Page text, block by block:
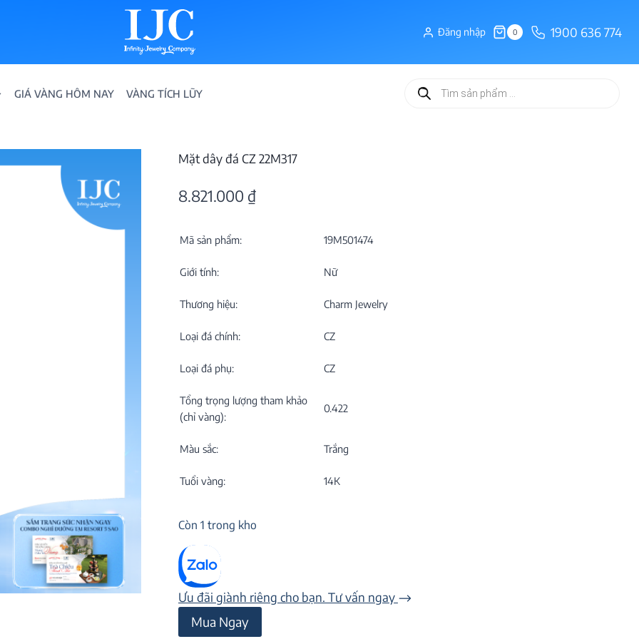
Đăng nhập 0 1900 636 774
GIÁ VÀNG HÔM NAY VÀNG TÍCH LŨY
Tìm
kiếm
Mặt dây đá CZ 22M317
8.821.000 ₫
Mã sản phẩm: 19M501474
Giới tính: Nữ
Thương hiệu: Charm Jewelry
Loại đá chính: CZ
Loại đá phụ: CZ
Tổng trọng lượng tham khảo
(chỉ vàng):
0.422
Màu sắc: Trắng
Tuổi vàng: 14K
Còn 1 trong kho
Ưu đãi giành riêng cho bạn. Tư vấn ngay
Mặt
dây
Mua Ngay